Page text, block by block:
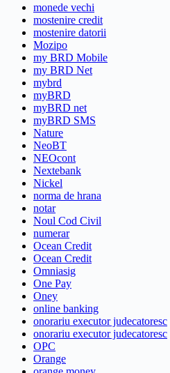
monede vechi
mostenire credit
mostenire datorii
Mozipo
my BRD Mobile
my BRD Net
mybrd
myBRD
myBRD net
myBRD SMS
Nature
NeoBT
NEOcont
Nextebank
Nickel
norma de hrana
notar
Noul Cod Civil
numerar
Ocean Credit
Ocean Credit
Omniasig
One Pay
Oney
online banking
onorariu executor judecatoresc
onorariu executor judecatoresc
OPC
Orange